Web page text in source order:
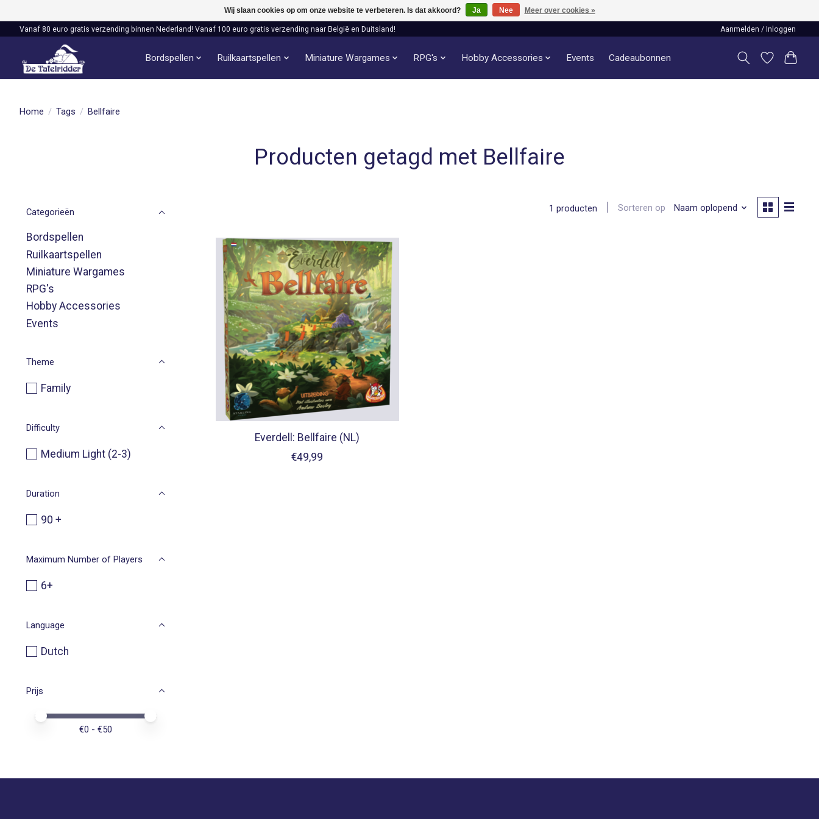
Vanaf 80 euro gratis verzending binnen Nederland! Vanaf 100 euro gratis verzending naar België en Duitsland! Aanmelden / Inloggen
Bordspellen Ruilkaartspellen Miniature Wargames RPG's Hobby Accessories Events Cadeaubonnen
Home / Tags / Bellfaire
Producten getagd met Bellfaire
Categorieën
Bordspellen
Ruilkaartspellen
Miniature Wargames
RPG's
Hobby Accessories
Events
Theme
Family
Difficulty
Medium Light (2-3)
Duration
90 +
Maximum Number of Players
6+
Language
Dutch
Prijs
Minimale prijswaarde
Price maximum value
€0 - €50
1 producten Sorteren op Naam oplopend
Everdell: Bellfaire (NL)
€49,99
Wij slaan cookies op om onze website te verbeteren. Is dat akkoord? Ja Nee Meer over cookies »